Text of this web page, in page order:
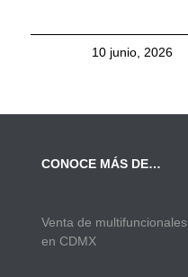
10 junio, 2026
CONOCE MÁS DE…
Venta de multifuncionales
en CDMX